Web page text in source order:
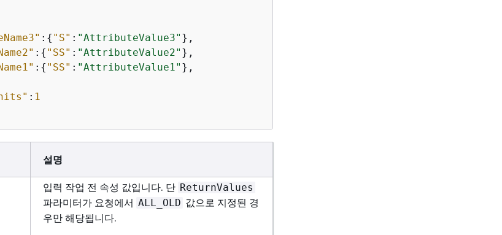
: { "S" : "AttributeValue3" },
: { "SS" : "AttributeValue2" },
: { "SS" : "AttributeValue1" },
: 1
설명
입력 작업 전 속성 값입니다. 단 ReturnValues
파라미터가 요청에서 ALL_OLD 값으로 지정된 경
우만 해당됩니다.